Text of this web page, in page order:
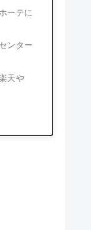
ーテに
ンター
天や